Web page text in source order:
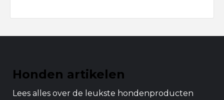
Honden artikelen
Lees alles over de leukste hondenproducten